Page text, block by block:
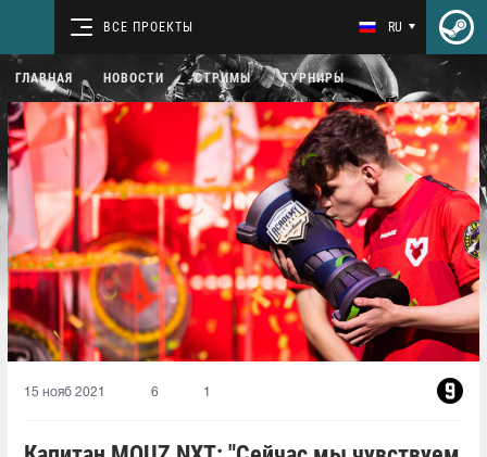
ВСЕ ПРОЕКТЫ RU
ГЛАВНАЯ НОВОСТИ СТРИМЫ ТУРНИРЫ
15 нояб 2021 6 1